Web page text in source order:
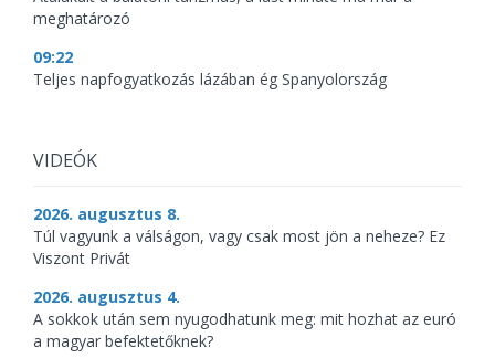
meghatározó
09:22
Teljes napfogyatkozás lázában ég Spanyolország
VIDEÓK
2026. augusztus 8.
Túl vagyunk a válságon, vagy csak most jön a neheze? Ez
Viszont Privát
2026. augusztus 4.
A sokkok után sem nyugodhatunk meg: mit hozhat az euró
a magyar befektetőknek?